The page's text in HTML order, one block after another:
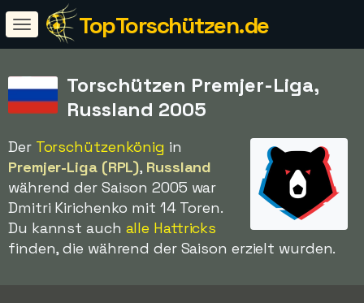
TopTorschützen.de
Torschützen Premjer-Liga,
Russland 2005
Der Torschützenkönig in
Premjer-Liga (RPL), Russland
während der Saison 2005 war
Dmitri Kirichenko mit 14 Toren.
Du kannst auch alle Hattricks
finden, die während der Saison erzielt wurden.